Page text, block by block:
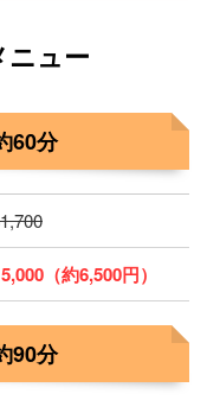
ニュー
60分
（約6,500円）
90分